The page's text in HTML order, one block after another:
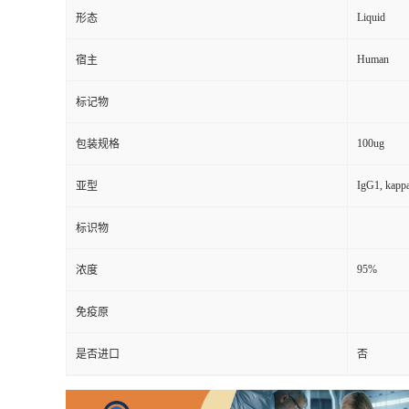
形态 Liquid
宿主 Human
标记物
包装规格 100ug
亚型 IgG1,
标识物
浓度 95%
免疫原
是否进口 否